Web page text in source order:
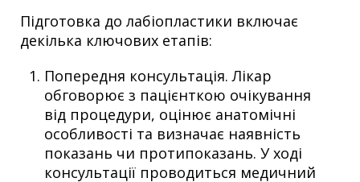
Підготовка до лабіопластики включає
декілька ключових етапів:
Попередня консультація. Лікар
обговорює з пацієнткою очікування
від процедури, оцінює анатомічні
особливості та визначає наявність
показань чи протипоказань. У ході
консультації проводиться медичний